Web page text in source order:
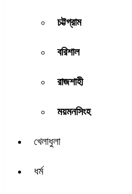
চট্টগ্রাম
বরিশাল
রাজশাহী
ময়মনসিংহ
খেলাধুলা
ধর্ম